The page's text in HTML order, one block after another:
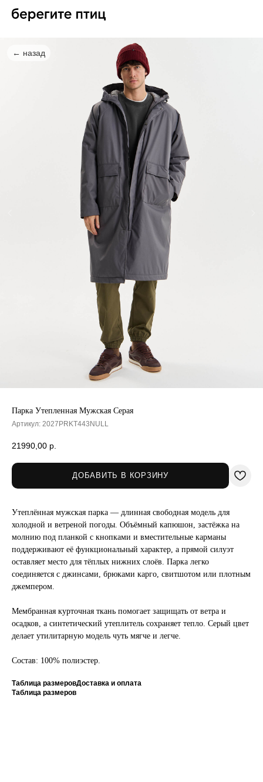
← назад
Парка Утепленная Мужская Серая
Артикул: 2027PRKT443NULL
21990,00 р.
ДОБАВИТЬ В КОРЗИНУ
Утеплённая мужская парка — длинная свободная модель для
холодной и ветреной погоды. Объёмный капюшон, застёжка на
молнию под планкой с кнопками и вместительные карманы
поддерживают её функциональный характер, а прямой силуэт
оставляет место для тёплых нижних слоёв. Парка легко
соединяется с джинсами, брюками карго, свитшотом или плотным
джемпером.
Мембранная курточная ткань помогает защищать от ветра и
осадков, а синтетический утеплитель сохраняет тепло. Серый цвет
делает утилитарную модель чуть мягче и легче.
Состав: 100% полиэстер.
Таблица размеровДоставка и оплата
Таблица размеров